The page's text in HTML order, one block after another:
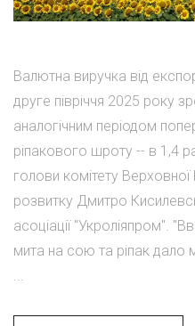
Валютна виручка від
друге півріччя 2025 року
аналогічним періодом
ріпакового шроту -- в 1,4
голови комітету
розвитку Дмитро
асоціації "Укроліяпром".
мита на сою та ріпак дало
...